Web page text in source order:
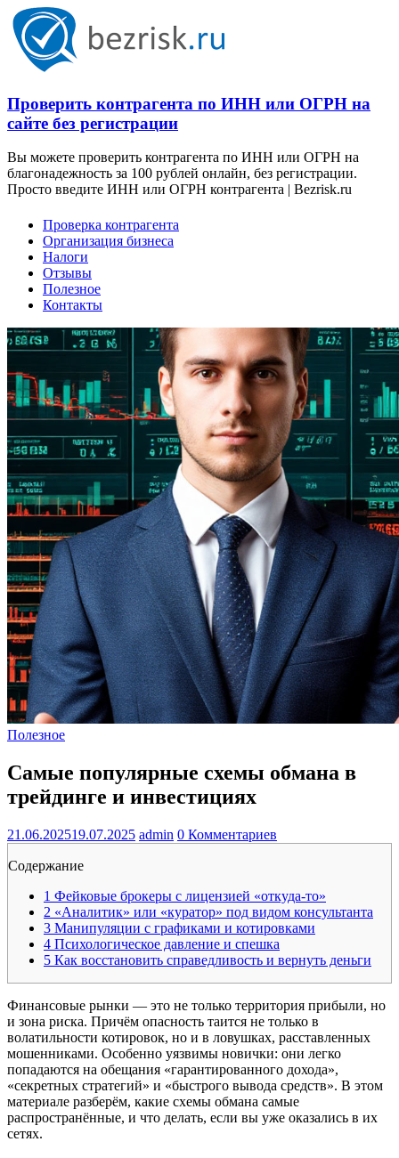
Проверить контрагента по ИНН или ОГРН на
сайте без регистрации
Вы можете проверить контрагента по ИНН или ОГРН на
благонадежность за 100 рублей онлайн, без регистрации.
Просто введите ИНН или ОГРН контрагента | Bezrisk.ru
Проверка контрагента
Организация бизнеса
Налоги
Отзывы
Полезное
Контакты
Полезное
Самые популярные схемы обмана в
трейдинге и инвестициях
21.06.202519.07.2025 admin 0 Комментариев
Содержание
1 Фейковые брокеры с лицензией «откуда-то»
2 «Аналитик» или «куратор» под видом консультанта
3 Манипуляции с графиками и котировками
4 Психологическое давление и спешка
5 Как восстановить справедливость и вернуть деньги
Финансовые рынки — это не только территория прибыли, но
и зона риска. Причём опасность таится не только в
волатильности котировок, но и в ловушках, расставленных
мошенниками. Особенно уязвимы новички: они легко
попадаются на обещания «гарантированного дохода»,
«секретных стратегий» и «быстрого вывода средств». В этом
материале разберём, какие схемы обмана самые
распространённые, и что делать, если вы уже оказались в их
сетях.